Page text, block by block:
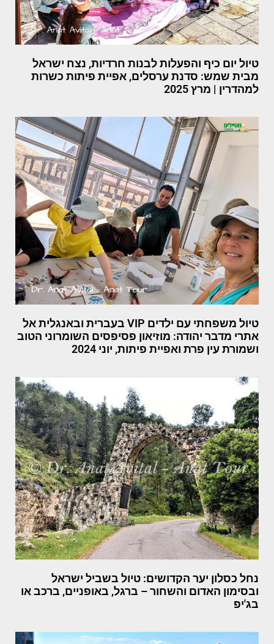
טיול יום כיף והפעלות לבנות חרדיות, נצח ישראל
מבית שמש: סדנת ערסלים, אפיית פיתות כשרות
למהדרין | מרץ 2025
טיול משפחתי עם ילדים VIP בעברית ובאנגלית אל
אתרי מדבר יהודה: מוזיאון פסיפסים השומרוני הטוב
ושמורת עין פרת ואפיית פיתות, יוני 2024
נחל כסלון יער הקדושים: טיול בשביל ישראל
ובסימון האדום והשחור – ברגל, באופניים, ברכב או
בג'יפ